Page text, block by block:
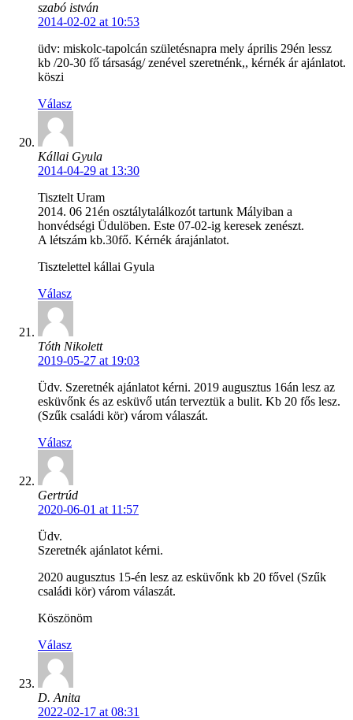
szabó istván
2014-02-02 at 10:53
üdv: miskolc-tapolcán születésnapra mely április 29én lessz
kb /20-30 fő társaság/ zenével szeretnénk,, kérnék ár ajánlatot.
köszi
Válasz
Kállai Gyula
2014-04-29 at 13:30
Tisztelt Uram
2014. 06 21én osztálytalálkozót tartunk Mályiban a
honvédségi Üdulöben. Este 07-02-ig keresek zenészt.
A létszám kb.30fő. Kérnék árajánlatot.
Tisztelettel kállai Gyula
Válasz
Tóth Nikolett
2019-05-27 at 19:03
Üdv. Szeretnék ajánlatot kérni. 2019 augusztus 16án lesz az
esküvőnk és az esküvő után terveztük a bulit. Kb 20 fős lesz.
(Szűk családi kör) várom válaszát.
Válasz
Gertrúd
2020-06-01 at 11:57
Üdv.
Szeretnék ajánlatot kérni.
2020 augusztus 15-én lesz az esküvőnk kb 20 fővel (Szűk
családi kör) várom válaszát.
Köszönöm
Válasz
D. Anita
2022-02-17 at 08:31